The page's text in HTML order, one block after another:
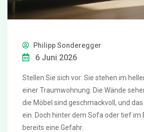
Philipp Sonderegger
6 Juni 2026
Stellen Sie sich vor: Sie stehen im
einer Traumwohnung. Die Wände
die Möbel sind geschmackvoll, und
ein. Doch hinter dem Sofa oder tief im
bereits eine Gefahr.